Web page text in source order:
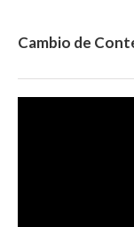
Cambio de